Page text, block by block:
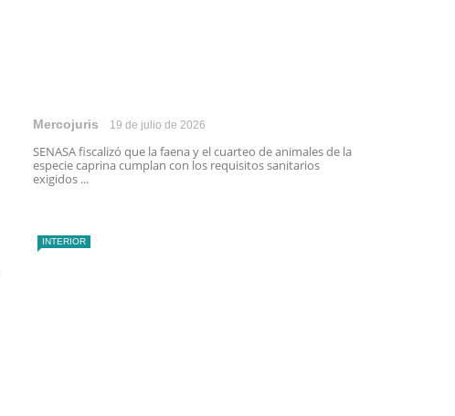
Mercojuris 19 de julio de 2026
SENASA fiscalizó que la faena y el cuarteo de animales de la
especie caprina cumplan con los requisitos sanitarios
exigidos ...
INTERIOR